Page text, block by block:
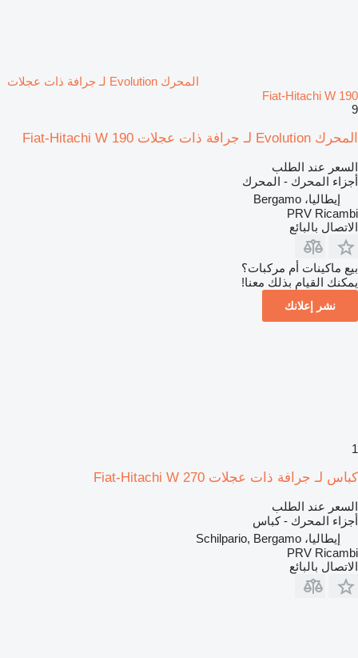
المحرك Evolution لـ جرافة ذات عجلات
Fiat-Hitachi W 190
9
المحرك Evolution لـ جرافة ذات عجلات Fiat-Hitachi W 190
السعر عند الطلب
أجزاء المحرك - المحرك
إيطاليا، Bergamo
PRV Ricambi
الاتصال بالبائع
بيع ماكينات أم مركبات؟
يمكنك القيام بذلك معنا!
نشر إعلانك
1
كباس لـ جرافة ذات عجلات Fiat-Hitachi W 270
السعر عند الطلب
أجزاء المحرك - كباس
إيطاليا، Schilpario, Bergamo
PRV Ricambi
الاتصال بالبائع